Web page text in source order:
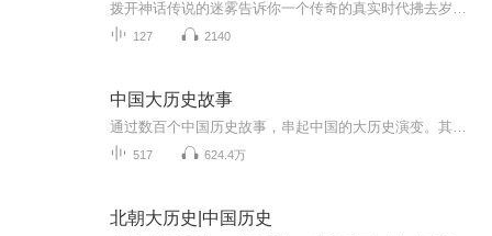
127 2140
中国大历史故事
517 624.4万
北朝大历史|中国历史